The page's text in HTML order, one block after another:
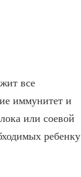
все
иммунитет и
или соевой
ребенку